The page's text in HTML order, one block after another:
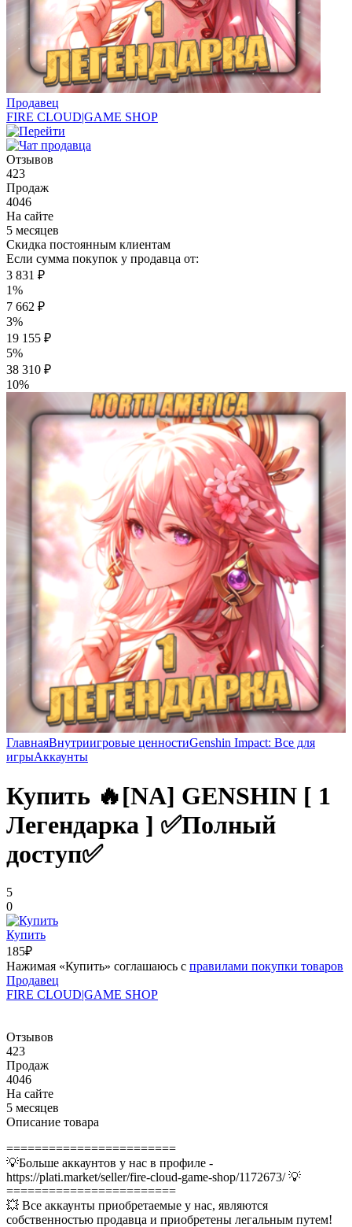
Продавец
FIRE CLOUD|GAME SHOP
Отзывов
423
Продаж
4046
На сайте
5 месяцев
Скидка постоянным клиентам
Если сумма покупок у продавца от:
3 831 ₽
1%
7 662 ₽
3%
19 155 ₽
5%
38 310 ₽
10%
ГлавнаяВнутриигровые ценностиGenshin Impact: Все для
игрыАккаунты
Купить 🔥[NA] GENSHIN [ 1
Легендарка ] ✅Полный
доступ✅
5
0
Купить
185₽
Нажимая «Купить» соглашаюсь с правилами покупки товаров
Продавец
FIRE CLOUD|GAME SHOP
Отзывов
423
Продаж
4046
На сайте
5 месяцев
Описание товара
========================
💡Больше аккаунтов у нас в профиле -
https://plati.market/seller/fire-cloud-game-shop/1172673/ 💡
========================
💥 Все аккаунты приобретаемые у нас, являются
собственностью продавца и приобретены легальным путем!